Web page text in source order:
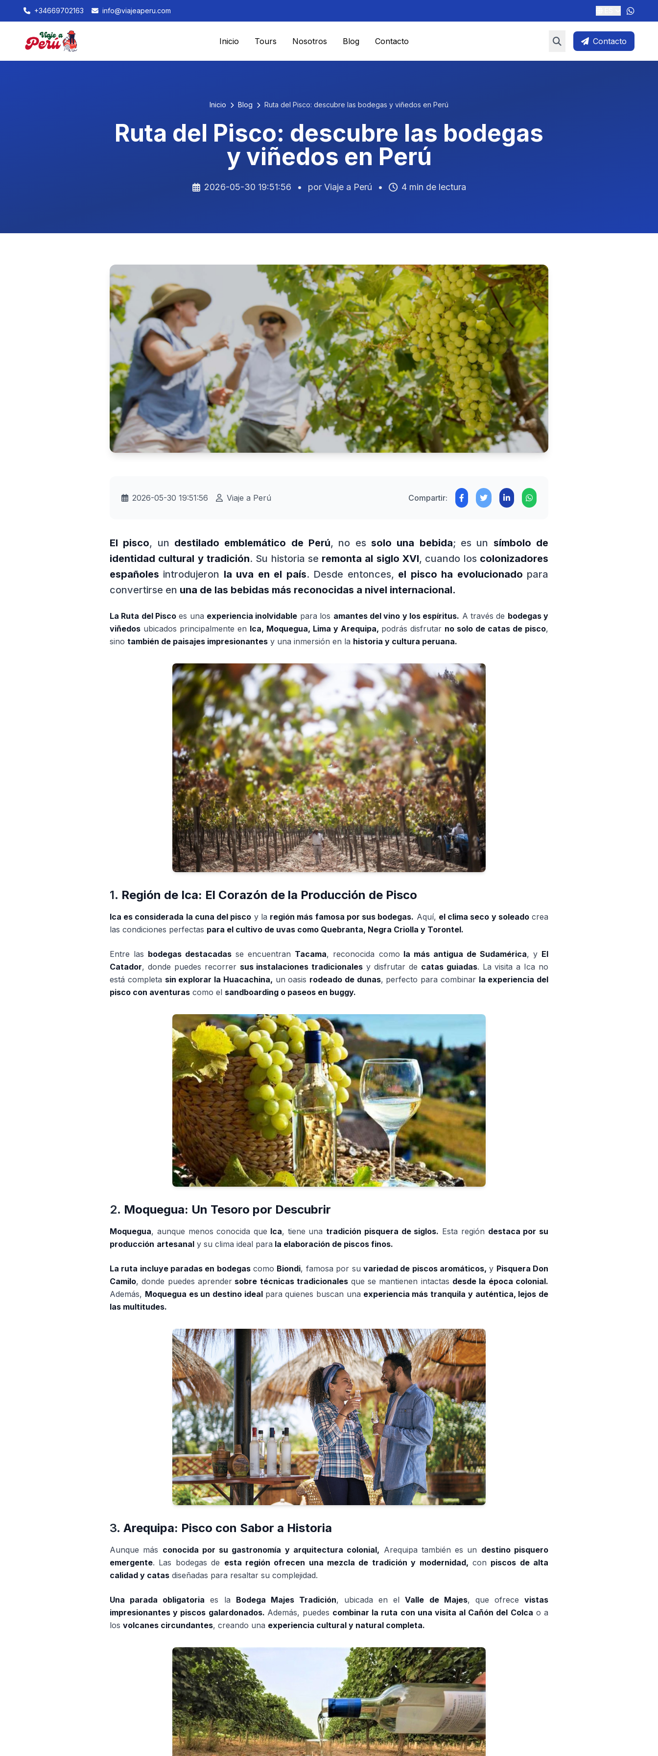
+34669702163 info@viajeaperu.com
Inicio Tours Nosotros Blog Contacto Contacto
Inicio Blog Ruta del Pisco: descubre las bodegas y viñedos en Perú
Ruta del Pisco: descubre las bodegas
y viñedos en Perú
2026-05-30 19:51:56 • por Viaje a Perú • 4 min de lectura
2026-05-30 19:51:56 Viaje a Perú Compartir:
El pisco, un destilado emblemático de Perú, no es solo una bebida; es un símbolo de
identidad cultural y tradición. Su historia se remonta al siglo XVI, cuando los colonizadores
españoles introdujeron la uva en el país. Desde entonces, el pisco ha evolucionado para
convertirse en una de las bebidas más reconocidas a nivel internacional.
La Ruta del Pisco es una experiencia inolvidable para los amantes del vino y los espíritus. A través de bodegas y
viñedos ubicados principalmente en Ica, Moquegua, Lima y Arequipa, podrás disfrutar no solo de catas de pisco,
sino también de paisajes impresionantes y una inmersión en la historia y cultura peruana.
1. Región de Ica: El Corazón de la Producción de Pisco
Ica es considerada la cuna del pisco y la región más famosa por sus bodegas. Aquí, el clima seco y soleadocrea
las condiciones perfectas para el cultivo de uvas como Quebranta, Negra Criolla y Torontel.
Entre las bodegas destacadas se encuentran Tacama, reconocida como la más antigua de Sudamérica, y El
Catador, donde puedes recorrer sus instalaciones tradicionales y disfrutar de catas guiadas. La visita a Ica no
está completa sin explorar la Huacachina, un oasis rodeado de dunas, perfecto para combinar la experiencia del
pisco con aventuras como el sandboarding o paseos en buggy.
2. Moquegua: Un Tesoro por Descubrir
Moquegua, aunque menos conocida que Ica, tiene una tradición pisquera de siglos. Esta región destaca por su
producción artesanal y su clima ideal para la elaboración de piscos finos.
La ruta incluye paradas en bodegascomo Biondi, famosa por su variedad de piscos aromáticos, y Pisquera Don
Camilo, donde puedes aprender sobre técnicas tradicionales que se mantienen intactas desde la época colonial.
Además, Moquegua es un destino ideal para quienes buscan una experiencia más tranquila y auténtica, lejos de
las multitudes.
3. Arequipa: Pisco con Sabor a Historia
Aunque más conocida por su gastronomía y arquitectura colonial, Arequipa también es un destino pisquero
emergente. Las bodegas de esta región ofrecen una mezcla de tradición y modernidad, con piscos de alta
calidad y catas diseñadas para resaltar su complejidad.
Una parada obligatoria es la Bodega Majes Tradición, ubicada en elValle de Majes, que ofrece vistas
impresionantes y piscos galardonados. Además, puedes combinar la ruta con una visita al Cañón del Colca o a
los volcanes circundantes, creando una experiencia cultural y natural completa.